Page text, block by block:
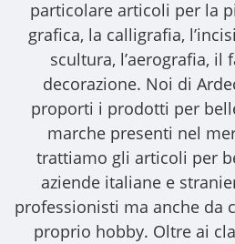
particolare articoli per la
grafica, la calligrafia,
scultura, l’aerografia, il
decorazione. Noi di
proporti i prodotti per
marche presenti nel
trattiamo gli articoli per
aziende italiane e
professionisti ma anche da
proprio hobby. Oltre ai